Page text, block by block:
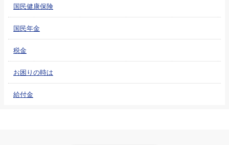
国民健康保険
国民年金
税金
お困りの時は
給付金